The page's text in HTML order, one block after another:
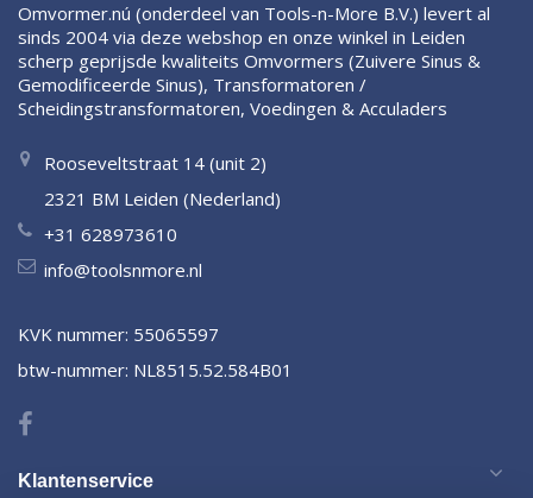
Omvormer.nú (onderdeel van Tools-n-More B.V.) levert al
sinds 2004 via deze webshop en onze winkel in Leiden
scherp geprijsde kwaliteits Omvormers (Zuivere Sinus &
Gemodificeerde Sinus), Transformatoren /
Scheidingstransformatoren, Voedingen & Acculaders
Rooseveltstraat 14 (unit 2)
2321 BM Leiden (Nederland)
+31 628973610
info@toolsnmore.nl
KVK nummer: 55065597
btw-nummer: NL8515.52.584B01
Klantenservice